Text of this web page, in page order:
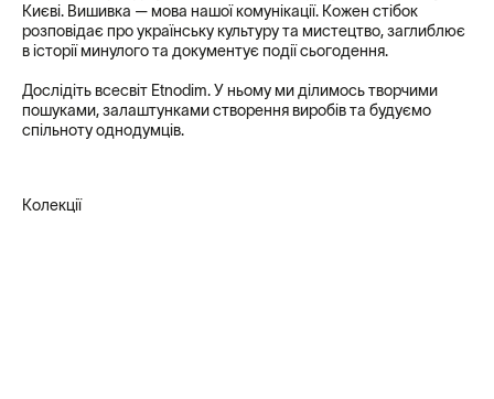
Києві. Вишивка — мова нашої комунікації. Кожен стібок
розповідає про українську культуру та мистецтво, заглиблює
в історії минулого та документує події сьогодення.
Дослідіть всесвіт Etnodim. У ньому ми ділимось творчими
пошуками, залаштунками створення виробів та будуємо
спільноту однодумців.
Колекції